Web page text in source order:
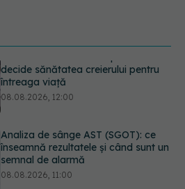
Analiza de sânge AST (SGOT): ce
înseamnă rezultatele și când sunt un
Trucul simplu de vară care te
răcorește după duș. De ce este bine
să nu te ștergi imediat